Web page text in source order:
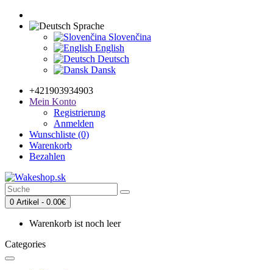
Sprache
Slovenčina
English
Deutsch
Dansk
+421903934903
Mein Konto
Registrierung
Anmelden
Wunschliste (0)
Warenkorb
Bezahlen
0 Artikel - 0.00€
Warenkorb ist noch leer
Categories